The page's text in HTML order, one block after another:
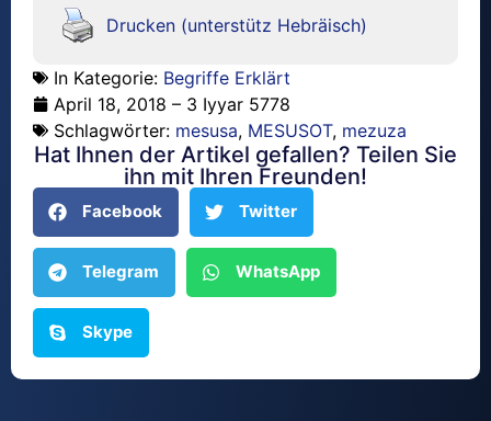
Drucken (unterstütz Hebräisch)
In Kategorie: Begriffe Erklärt
April 18, 2018 – 3 Iyyar 5778
Schlagwörter: mesusa, MESUSOT, mezuza
Hat Ihnen der Artikel gefallen? Teilen Sie
ihn mit Ihren Freunden!
Facebook Twitter
Telegram WhatsApp
Skype